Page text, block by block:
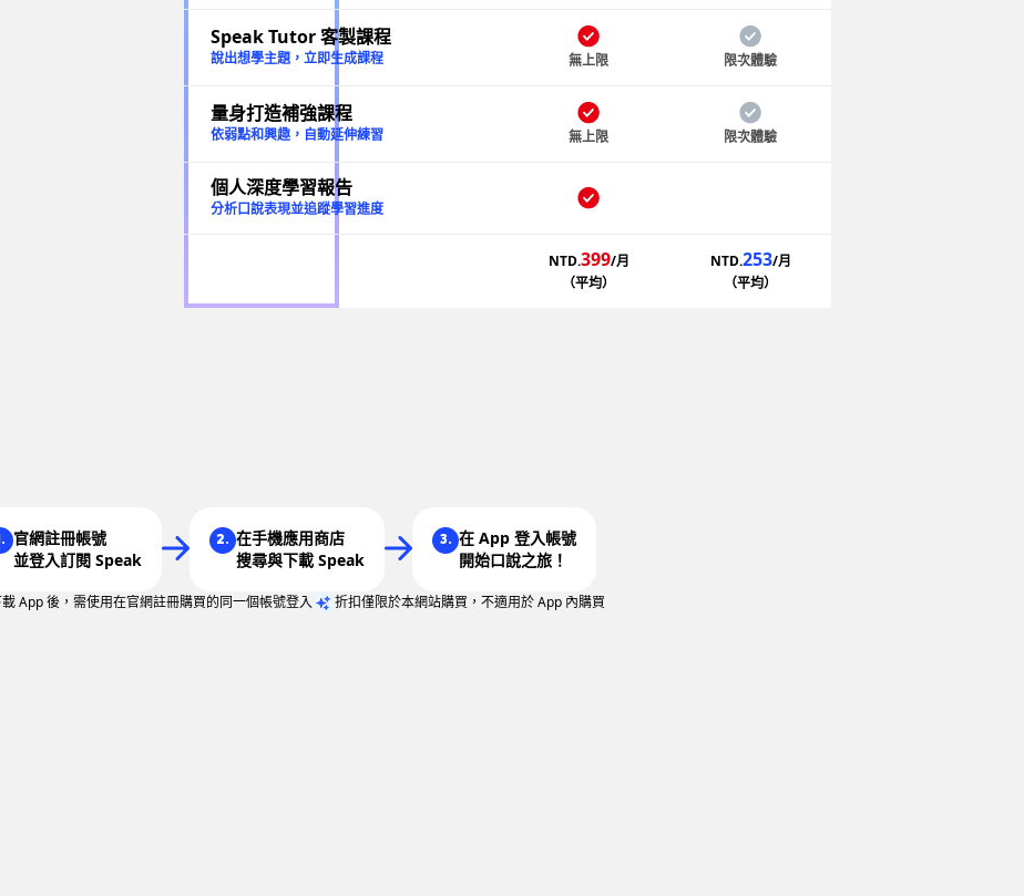
Speak Tutor 客製課程
說出想學主題，立即生成課程 無上限 限次體驗
量身打造補強課程
依弱點和興趣，自動延伸練習 無上限 限次體驗
個人深度學習報告
分析口說表現並追蹤學習進度
NTD.399/月
（平均）
NTD.253/月
（平均）
官網註冊帳號
並登入訂閱 Speak
2. 在手機應用商店
搜尋與下載 Speak
3. 在 App 登入帳號
開始口說之旅！
App 後，需使用在官網註冊購買的同一個帳號登入 折扣僅限於本網站購買，不適用於 App 內購買